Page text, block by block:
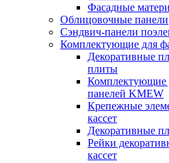
Фасадные
Облицовочные панели
Сэндвич-панели
Комплектующие для
Декоративные
плиты
Комплектующие
панелей KMEW
Крепежные
кассет
Декоративные
Рейки
кассет